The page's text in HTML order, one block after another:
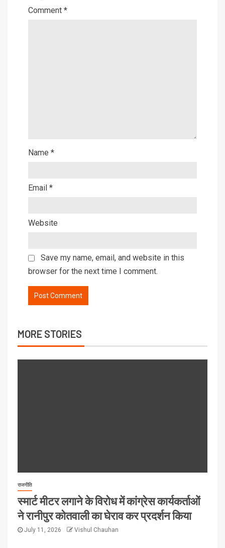
Comment *
Name *
Email *
Website
Save my name, email, and website in this
browser for the next time I comment.
MORE STORIES
राजनीति
स्मार्ट मीटर लगाने के विरोध में कांग्रेस कार्यकर्ताओं
ने रानीपुर कोतवाली का घेराव कर प्रदर्शन किया
July 11, 2026 Vishul Chauhan